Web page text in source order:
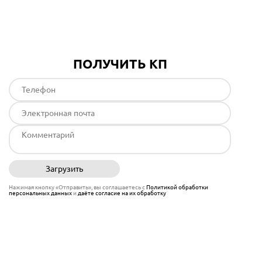
ПОЛУЧИТЬ КП
Загрузить
Нажимая кнопку «Отправить», вы соглашаетесь сПолитикой обработки
персональных данныхи даёте согласие на их обработку